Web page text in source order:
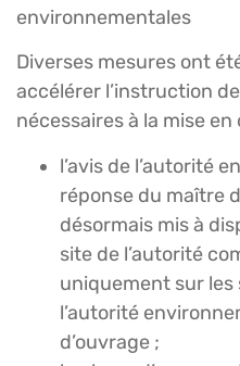
environnementales
Diverses mesures ont
accélérer l’instruction
nécessaires à la mise
l’avis de l’autorité
réponse du maître
désormais mis à
site de l’autorité
uniquement sur
l’autorité
d’ouvrage ;